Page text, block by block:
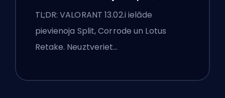
Corrode un Lotus
TL;DR: VALORANT 13.02.i ielāde
pievienoja Split, Corrode un Lotus
Retake. Neuztveriet…